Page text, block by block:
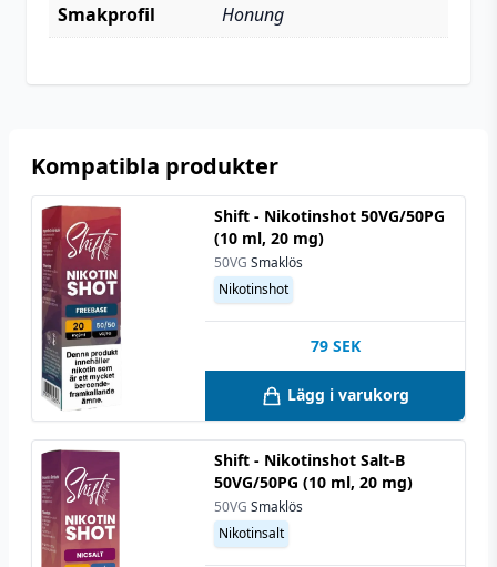
Smakprofil
Honung
Kompatibla produkter
Shift - Nikotinshot 50VG/50PG
(10 ml, 20 mg)
50VG Smaklös
Nikotinshot
79 SEK
Lägg i varukorg
Shift - Nikotinshot Salt-B
50VG/50PG (10 ml, 20 mg)
50VG Smaklös
Nikotinsalt